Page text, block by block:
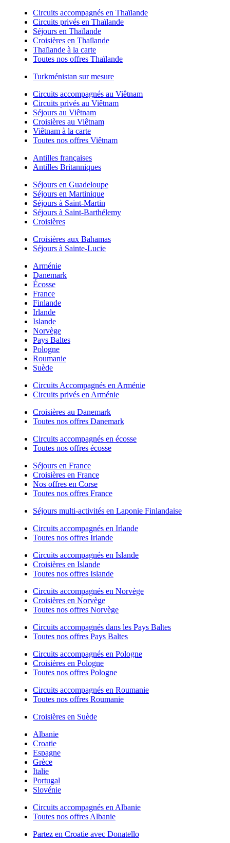
Circuits accompagnés en Thaïlande
Circuits privés en Thaïlande
Séjours en Thaïlande
Croisières en Thaïlande
Thaïlande à la carte
Toutes nos offres Thaïlande
Turkménistan sur mesure
Circuits accompagnés au Viêtnam
Circuits privés au Viêtnam
Séjours au Viêtnam
Croisières au Viêtnam
Viêtnam à la carte
Toutes nos offres Viêtnam
Antilles françaises
Antilles Britanniques
Séjours en Guadeloupe
Séjours en Martinique
Séjours à Saint-Martin
Séjours à Saint-Barthélemy
Croisières
Croisières aux Bahamas
Séjours à Sainte-Lucie
Arménie
Danemark
Écosse
France
Finlande
Irlande
Islande
Norvège
Pays Baltes
Pologne
Roumanie
Suède
Circuits Accompagnés en Arménie
Circuits privés en Arménie
Croisières au Danemark
Toutes nos offres Danemark
Circuits accompagnés en écosse
Toutes nos offres écosse
Séjours en France
Croisières en France
Nos offres en Corse
Toutes nos offres France
Séjours multi-activités en Laponie Finlandaise
Circuits accompagnés en Irlande
Toutes nos offres Irlande
Circuits accompagnés en Islande
Croisières en Islande
Toutes nos offres Islande
Circuits accompagnés en Norvège
Croisières en Norvège
Toutes nos offres Norvège
Circuits accompagnés dans les Pays Baltes
Toutes nos offres Pays Baltes
Circuits accompagnés en Pologne
Croisières en Pologne
Toutes nos offres Pologne
Circuits accompagnés en Roumanie
Toutes nos offres Roumanie
Croisières en Suède
Albanie
Croatie
Espagne
Grèce
Italie
Portugal
Slovénie
Circuits accompagnés en Albanie
Toutes nos offres Albanie
Partez en Croatie avec Donatello